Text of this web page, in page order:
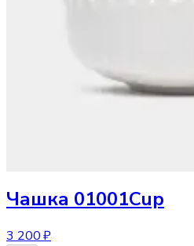
Чашка 01001Cup
3 200 ₽